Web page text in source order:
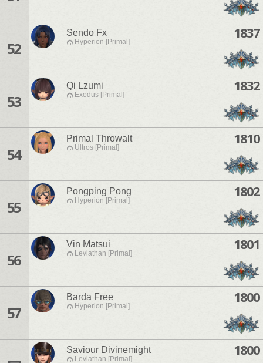
52
Sendo Fx
Hyperion [Primal]
1837
53
Qi Lzumi
Exodus [Primal]
1832
54
Primal Throwalt
Ultros [Primal]
1810
55
Pongping Pong
Hyperion [Primal]
1802
56
Vin Matsui
Leviathan [Primal]
1801
57
Barda Free
Hyperion [Primal]
1800
Saviour Divinemight
Leviathan [Primal]
1800